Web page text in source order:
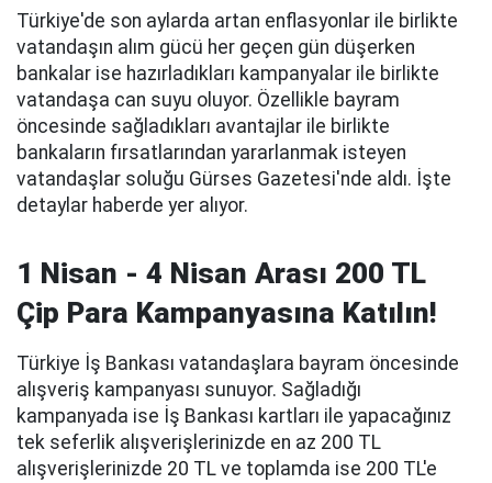
Türkiye'de son aylarda artan enflasyonlar ile birlikte
vatandaşın alım gücü her geçen gün düşerken
bankalar ise hazırladıkları kampanyalar ile birlikte
vatandaşa can suyu oluyor. Özellikle bayram
öncesinde sağladıkları avantajlar ile birlikte
bankaların fırsatlarından yararlanmak isteyen
vatandaşlar soluğu Gürses Gazetesi'nde aldı. İşte
detaylar haberde yer alıyor.
1 Nisan - 4 Nisan Arası 200 TL
Çip Para Kampanyasına Katılın!
Türkiye İş Bankası vatandaşlara bayram öncesinde
alışveriş kampanyası sunuyor. Sağladığı
kampanyada ise İş Bankası kartları ile yapacağınız
tek seferlik alışverişlerinizde en az 200 TL
alışverişlerinizde 20 TL ve toplamda ise 200 TL'e